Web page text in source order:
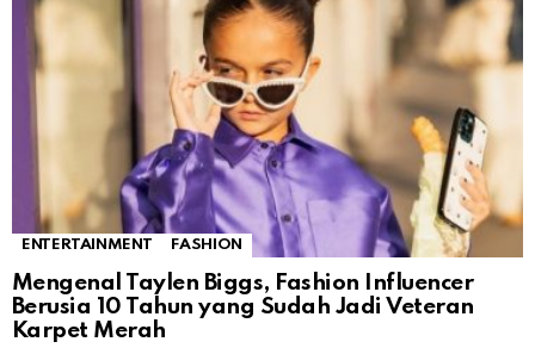
ENTERTAINMENT FASHION
Mengenal Taylen Biggs, Fashion Influencer
Berusia 10 Tahun yang Sudah Jadi Veteran
Karpet Merah